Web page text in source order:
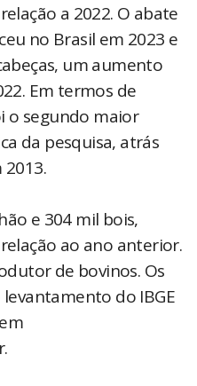
a 2022. O abate
no Brasil em 2023 e
um aumento
Em termos de
o segundo maior
da pesquisa, atrás
e 304 mil bois,
ao ano anterior.
de bovinos. Os
do IBGE